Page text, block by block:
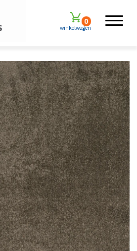
winkelwagen
0